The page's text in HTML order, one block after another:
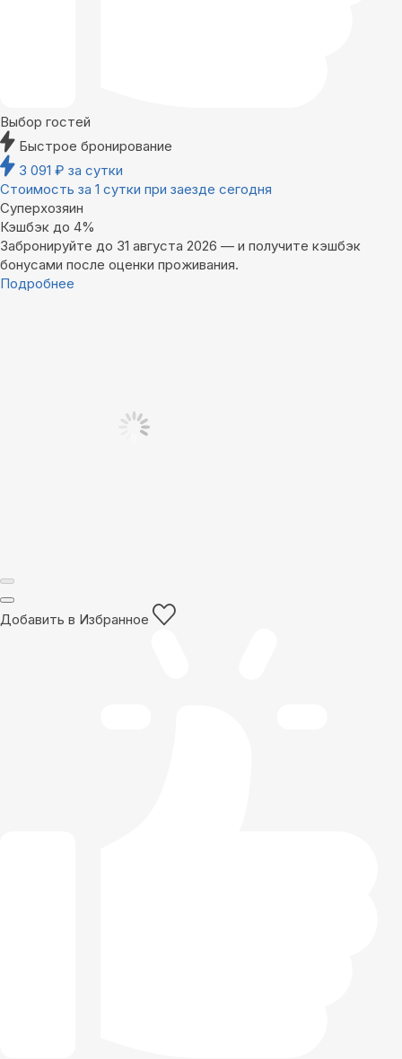
Выбор гостей
Быстрое бронирование
3 091 ₽ за сутки
Стоимость за 1 сутки при заезде сегодня
Суперхозяин
Кэшбэк до 4%
Забронируйте до 31 августа 2026 — и получите кэшбэк
бонусами после оценки проживания.
Подробнее
Добавить в Избранное